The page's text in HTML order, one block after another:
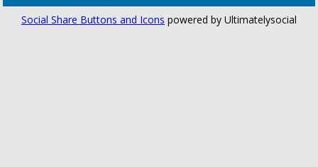
Social Share Buttons and Icons powered by Ultimatelysocial